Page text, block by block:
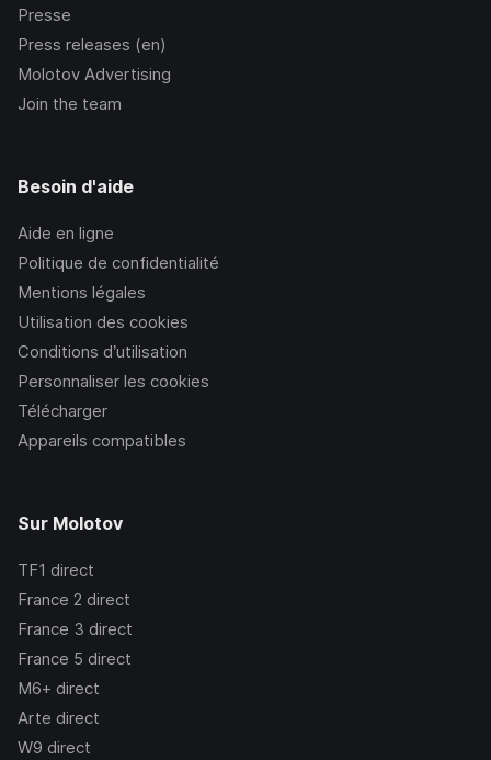
Presse
Press releases (en)
Molotov Advertising
Join the team
Besoin d'aide
Aide en ligne
Politique de confidentialité
Mentions légales
Utilisation des cookies
Conditions d’utilisation
Personnaliser les cookies
Télécharger
Appareils compatibles
Sur Molotov
TF1 direct
France 2 direct
France 3 direct
France 5 direct
M6+ direct
Arte direct
W9 direct